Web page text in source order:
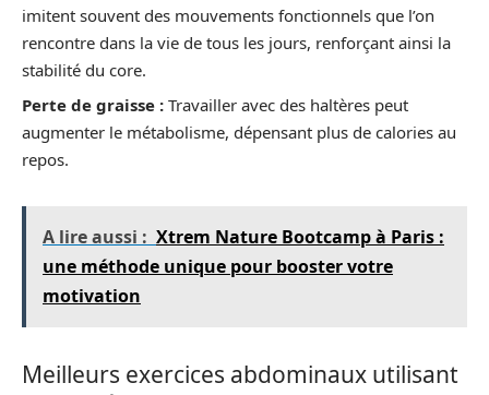
imitent souvent des mouvements fonctionnels que l’on
rencontre dans la vie de tous les jours, renforçant ainsi la
stabilité du core.
Perte de graisse : Travailler avec des haltères peut
augmenter le métabolisme, dépensant plus de calories au
repos.
A lire aussi : Xtrem Nature Bootcamp à Paris :
une méthode unique pour booster votre
motivation
Meilleurs exercices abdominaux utilisant